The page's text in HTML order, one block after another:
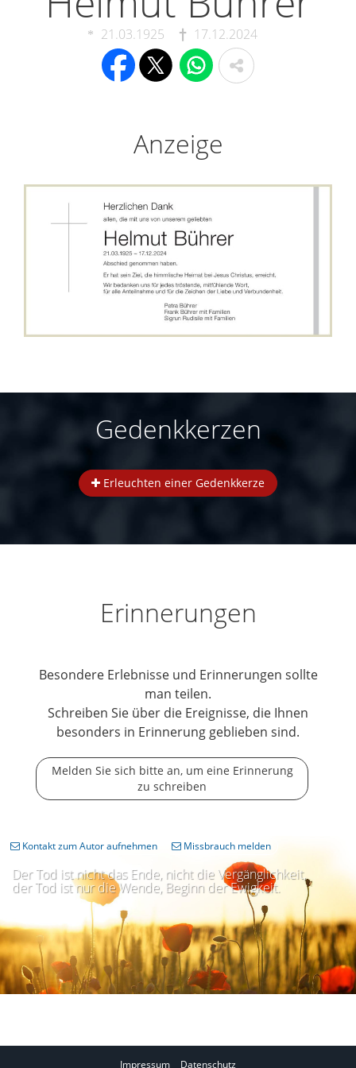
21.03.1925 17.12.2024
Anzeige
Gedenkkerzen
Erleuchten einer Gedenkkerze
Erinnerungen
Besondere Erlebnisse und Erinnerungen sollte
man teilen.
Schreiben Sie über die Ereignisse, die Ihnen
besonders in Erinnerung geblieben sind.
Melden Sie sich bitte an, um eine Erinnerung
zu schreiben
Der Tod ist nicht das Ende, nicht die Vergänglichkeit,
der Tod ist nur die Wende, Beginn der Ewigkeit.
Kontakt zum Autor aufnehmen Missbrauch melden
Impressum Datenschutz